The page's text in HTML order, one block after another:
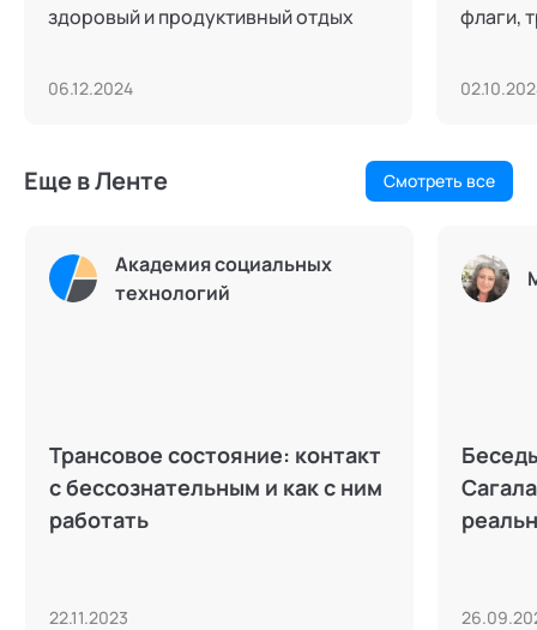
здоровый и продуктивный отдых
06.12.2024
флаги,
Еще в Ленте Смотреть все
Академия социальных
технологий
Трансовое состояние: контакт
с бессознательным и как с ним
работать
22.11.2023